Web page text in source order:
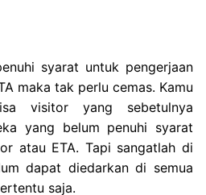
syarat untuk pengerjaan
maka tak perlu cemas. Kamu
visitor yang sebetulnya
yang belum penuhi syarat
atau ETA. Tapi sangatlah di
dapat diedarkan di semua
saja.